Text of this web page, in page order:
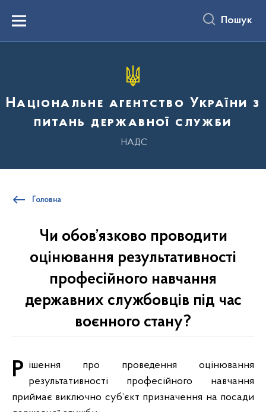
вмістуMenu Пошук
Національне агентство України з
питань державної служби
НАДС
Головна
Чи обов’язково проводити
оцінювання результативності
професійного навчання
державних службовців під час
воєнного стану?
Рішення про проведення оцінювання результативності професійного навчання
приймає виключно суб’єкт призначення на посади